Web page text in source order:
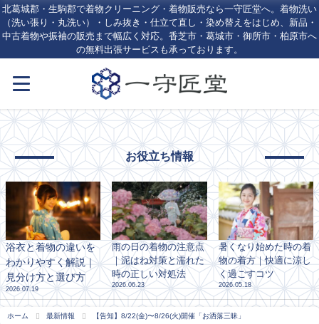
北葛城郡・生駒郡で着物クリーニング・着物販売なら一守匠堂へ。着物洗い
（洗い張り・丸洗い）・しみ抜き・仕立て直し・染め替えをはじめ、新品・
中古着物や振袖の販売まで幅広く対応。香芝市・葛城市・御所市・柏原市へ
の無料出張サービスも承っております。
お役立ち情報
浴衣と着物の違いを
わかりやすく解説｜
見分け方と選び方
2026.07.19
雨の日の着物の注意点
｜泥はね対策と濡れた
時の正しい対処法
2026.06.23
暑くなり始めた時の着
物の着方｜快適に涼し
く過ごすコツ
2026.05.18
ホーム 最新情報 【告知】8/22(金)〜8/26(火)開催「お洒落三昧」